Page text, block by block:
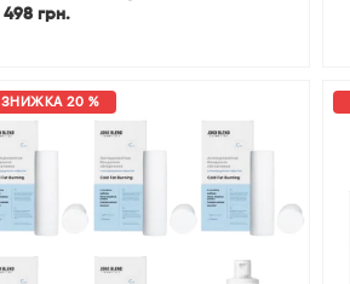
ОХОЛОДЖУЮЧИМ ЕФЕКТОМ
498 грн.
ЗНИЖКА 20 %